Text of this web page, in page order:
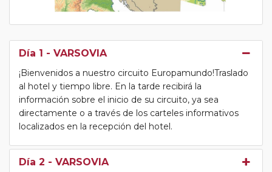
Día 1 - VARSOVIA
¡Bienvenidos a nuestro circuito Europamundo!Traslado
al hotel y tiempo libre. En la tarde recibirá la
información sobre el inicio de su circuito, ya sea
directamente o a través de los carteles informativos
localizados en la recepción del hotel.
Día 2 - VARSOVIA